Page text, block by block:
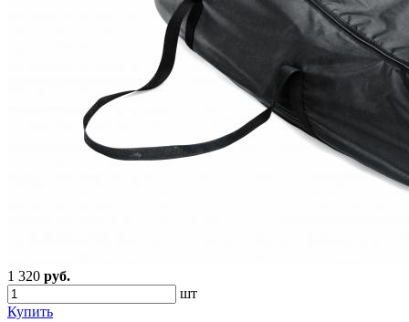
1 320 руб.
шт
Купить